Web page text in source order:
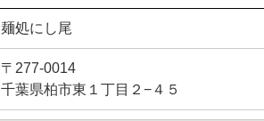
麺処にし尾
〒277-0014
千葉県柏市東１丁目２−４５